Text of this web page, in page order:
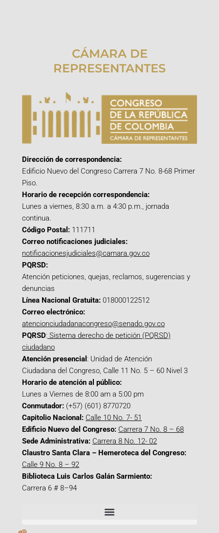
CÁMARA DE
REPRESENTANTES
Dirección de correspondencia:
Edificio Nuevo del Congreso Carrera 7 No. 8-68 Primer
Piso.
Horario de recepción correspondencia:
Lunes a viernes, 8:30 a.m. a 4:30 p.m., jornada
continua.
Código Postal: 111711
Correo notificaciones judiciales:
notificacionesjudiciales@camara.gov.co
PQRSD:
Atención peticiones, quejas, reclamos, sugerencias y
denuncias
Línea Nacional Gratuita: 018000122512
Correo electrónico:
atencionciudadanacongreso@senado.gov.co
PQRSD: Sistema derecho de petición (PQRSD)
ciudadano
Atención presencial : Unidad de Atención
Ciudadana del Congreso, Calle 11 No. 5 – 60 Nivel 3
Horario de atención al público:
Lunes a Viernes de 8:00 am a 5:00 pm
Conmutador: (+57) (601) 8770720
Capitolio Nacional: Calle 10 No. 7- 51
Edificio Nuevo del Congreso: Carrera 7 No. 8 – 68
Sede Administrativa: Carrera 8 No. 12- 02
Claustro Santa Clara – Hemeroteca del Congreso:
Calle 9 No. 8 – 92
Biblioteca Luis Carlos Galán Sarmiento:
Carrera 6 # 8–94